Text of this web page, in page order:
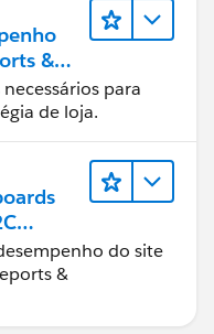
&
para
de loja.
do site
&